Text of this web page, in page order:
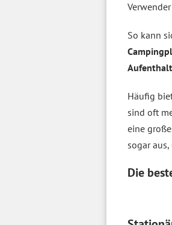
So kann
Häufig
sind oft
eine
sogar
Die